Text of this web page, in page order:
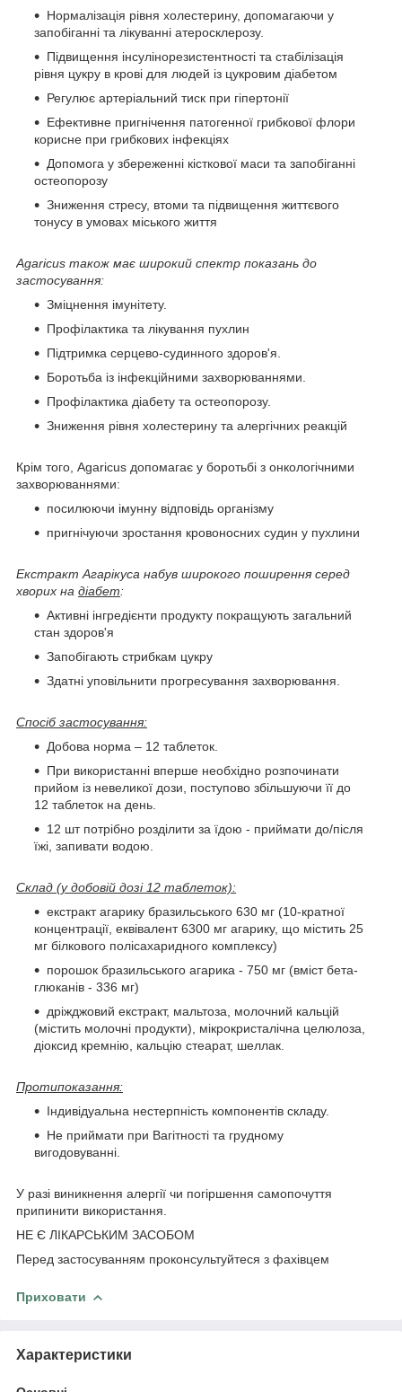
Нормалізація рівня холестерину, допомагаючи у
запобіганні та лікуванні атеросклерозу.
Підвищення інсулінорезистентності та стабілізація
рівня цукру в крові для людей із цукровим діабетом
Регулює артеріальний тиск при гіпертонії
Ефективне пригнічення патогенної грибкової флори
корисне при грибкових інфекціях
Допомога у збереженні кісткової маси та запобіганні
остеопорозу
Зниження стресу, втоми та підвищення життєвого
тонусу в умовах міського життя
Agaricus також має широкий спектр показань до
застосування:
Зміцнення імунітету.
Профілактика та лікування пухлин
Підтримка серцево-судинного здоров'я.
Боротьба із інфекційними захворюваннями.
Профілактика діабету та остеопорозу.
Зниження рівня холестерину та алергічних реакцій
Крім того, Agaricus допомагає у боротьбі з онкологічними
захворюваннями:
посилюючи імунну відповідь організму
пригнічуючи зростання кровоносних судин у пухлини
Екстракт Агарікуса набув широкого поширення серед
хворих на діабет:
Активні інгредієнти продукту покращують загальний
стан здоров'я
Запобігають стрибкам цукру
Здатні уповільнити прогресування захворювання.
Спосіб застосування:
Добова норма – 12 таблеток.
При використанні вперше необхідно розпочинати
прийом із невеликої дози, поступово збільшуючи її до
12 таблеток на день.
12 шт потрібно розділити за їдою - приймати до/після
їжі, запивати водою.
Склад (у добовій дозі 12 таблеток):
екстракт агарику бразильського 630 мг (10-кратної
концентрації, еквівалент 6300 мг агарику, що містить 25
мг білкового полісахаридного комплексу)
порошок бразильського агарика - 750 мг (вміст бета-
глюканів - 336 мг)
дріжджовий екстракт, мальтоза, молочний кальцій
(містить молочні продукти), мікрокристалічна целюлоза,
діоксид кремнію, кальцію стеарат, шеллак.
Протипоказання:
Індивідуальна нестерпність компонентів складу.
Не приймати при Вагітності та грудному
вигодовуванні.
У разі виникнення алергії чи погіршення самопочуття
припинити використання.
НЕ Є ЛІКАРСЬКИМ ЗАСОБОМ
Перед застосуванням проконсультуйтеся з фахівцем
Приховати
Характеристики